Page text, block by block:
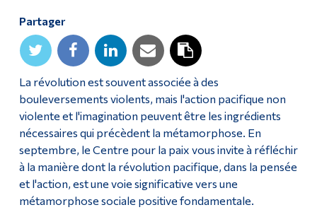
Partager
La révolution est souvent associée à des
bouleversements violents, mais l'action pacifique non
violente et l'imagination peuvent être les ingrédients
nécessaires qui précèdent la métamorphose. En
septembre, le Centre pour la paix vous invite à réfléchir
à la manière dont la révolution pacifique, dans la pensée
et l'action, est une voie significative vers une
métamorphose sociale positive fondamentale.